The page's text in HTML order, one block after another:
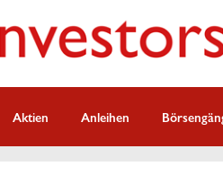
Aktien Anleihen